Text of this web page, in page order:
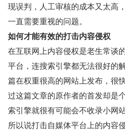
现误判，人工审核的成本又太高
一直需要重视的问题。
如何才能有效的打击内容侵权
在互联网上内容侵权是老生常谈
平台，连搜索引擎都无法很好的
篇在权重很高的网站上发布，很
过这篇文章的原作者的首发却是
索引擎就很有可能会不收录小网
所以说打击自媒体平台上的内容